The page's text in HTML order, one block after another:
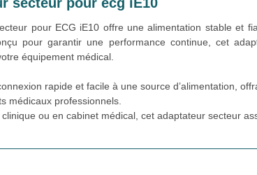
pour ECG iE10 offre une alimentation stable et
pour garantir une performance continue, cet
équipement médical.
rapide et facile à une source d’alimentation,
médicaux professionnels.
ou en cabinet médical, cet adaptateur secteur